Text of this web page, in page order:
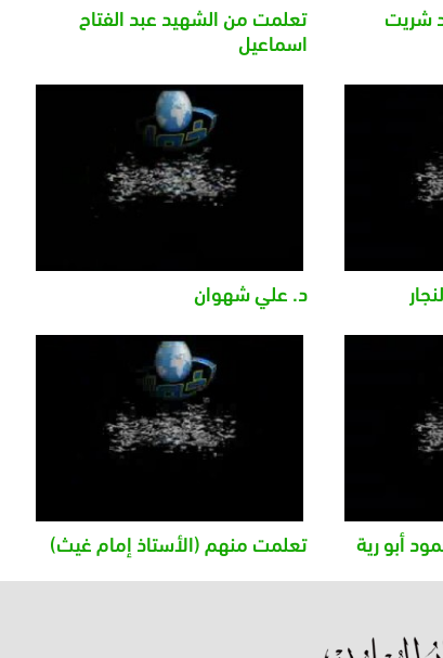
شريت
تعلمت من الشهيد عبد الفتاح
اسماعيل
د. علي شهوان
أبو رية تعلمت منهم (الأستاذ إمام غيث)